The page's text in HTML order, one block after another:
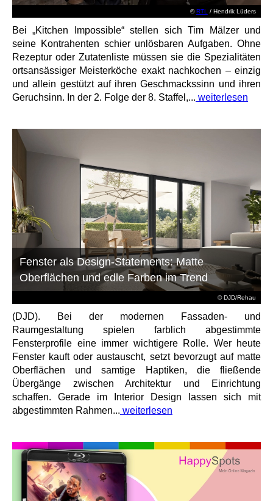
©RTL / Hendrik Lüders
Bei „Kitchen Impossible“ stellen sich Tim Mälzer und
seine Kontrahenten schier unlösbaren Aufgaben. Ohne
Rezeptur oder Zutatenliste müssen sie die Spezialitäten
ortsansässiger Meisterköche exakt nachkochen – einzig
und allein gestützt auf ihren Geschmackssinn und ihren
Geruchsinn. In der 2. Folge der 8. Staffel,... weiterlesen
© DJD/Rehau
Fenster als Design-Statements: Matte
Oberflächen und edle Farben im Trend
(DJD). Bei der modernen Fassaden- und
Raumgestaltung spielen farblich abgestimmte
Fensterprofile eine immer wichtigere Rolle. Wer heute
Fenster kauft oder austauscht, setzt bevorzugt auf matte
Oberflächen und samtige Haptiken, die fließende
Übergänge zwischen Architektur und Einrichtung
schaffen. Gerade im Interior Design lassen sich mit
abgestimmten Rahmen... weiterlesen